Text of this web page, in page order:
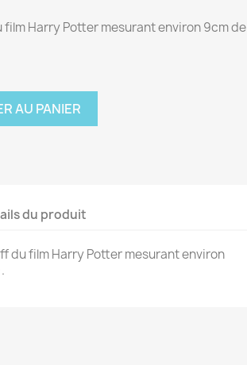
Harry Potter mesurant environ 9cm de
AU PANIER
du produit
du film Harry Potter mesurant environ